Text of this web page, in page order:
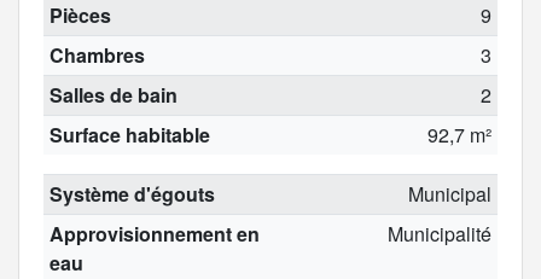
Pièces
9
Chambres
3
Salles de bain
2
Surface habitable
92,7 m²
Système d'égouts
Municipal
Approvisionnement en
eau
Municipalité